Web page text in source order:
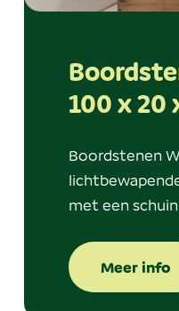
100 x 20
Boordstenen
met een
Meer info